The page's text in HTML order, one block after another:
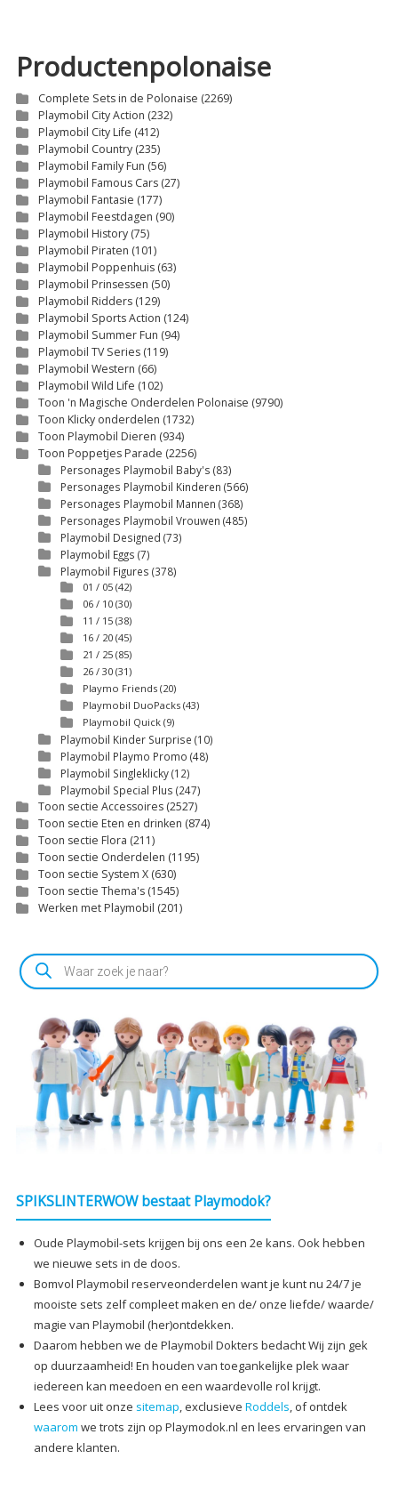
Productenpolonaise
Complete Sets in de Polonaise (2269)
Playmobil City Action (232)
Playmobil City Life (412)
Playmobil Country (235)
Playmobil Family Fun (56)
Playmobil Famous Cars (27)
Playmobil Fantasie (177)
Playmobil Feestdagen (90)
Playmobil History (75)
Playmobil Piraten (101)
Playmobil Poppenhuis (63)
Playmobil Prinsessen (50)
Playmobil Ridders (129)
Playmobil Sports Action (124)
Playmobil Summer Fun (94)
Playmobil TV Series (119)
Playmobil Western (66)
Playmobil Wild Life (102)
Toon 'n Magische Onderdelen Polonaise (9790)
Toon Klicky onderdelen (1732)
Toon Playmobil Dieren (934)
Toon Poppetjes Parade (2256)
Personages Playmobil Baby's (83)
Personages Playmobil Kinderen (566)
Personages Playmobil Mannen (368)
Personages Playmobil Vrouwen (485)
Playmobil Designed (73)
Playmobil Eggs (7)
Playmobil Figures (378)
01 / 05 (42)
06 / 10 (30)
11 / 15 (38)
16 / 20 (45)
21 / 25 (85)
26 / 30 (31)
Playmo Friends (20)
Playmobil DuoPacks (43)
Playmobil Quick (9)
Playmobil Kinder Surprise (10)
Playmobil Playmo Promo (48)
Playmobil Singleklicky(12)
Playmobil Special Plus (247)
Toon sectie Accessoires (2527)
Toon sectie Eten en drinken (874)
Toon sectie Flora (211)
Toon sectie Onderdelen (1195)
Toon sectie System X (630)
Toon sectie Thema's (1545)
Werken met Playmobil (201)
Producten
zoeken
SPIKSLINTERWOW bestaat Playmodok?
Oude Playmobil-sets krijgen bij ons een 2e kans. Ook hebben
we nieuwe sets in de doos.
Bomvol Playmobil reserveonderdelen want je kunt nu 24/7 je
mooiste sets zelf compleet maken en de/ onze liefde/ waarde/
magie van Playmobil (her)ontdekken.
Daarom hebben we de Playmobil Dokters bedacht Wij zijn gek
op duurzaamheid! En houden van toegankelijke plek waar
iedereen kan meedoen en een waardevolle rol krijgt.
Lees voor uit onze sitemap, exclusieve Roddels, of ontdek
waarom we trots zijn op Playmodok.nl en lees ervaringen van
andere klanten.